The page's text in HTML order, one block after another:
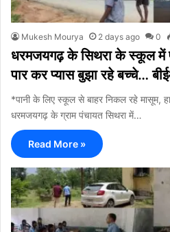
Mukesh Mourya 2 days ago 0
धरमजयगढ़ के सिथरा के स्कूल में
पार कर प्यास बुझा रहे बच्चे…
*पानी के लिए स्कूल से बाहर निकल रहे मासूम,
धरमजयगढ़ के ग्राम पंचायत सिथरा में…
Read More »